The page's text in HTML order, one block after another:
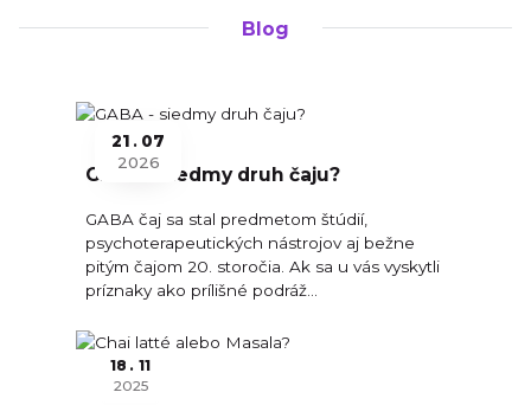
Blog
21
07
2026
GABA - siedmy druh čaju?
GABA čaj sa stal predmetom štúdií,
psychoterapeutických nástrojov aj bežne
pitým čajom 20. storočia. Ak sa u vás vyskytli
príznaky ako prílišné podráž...
18
11
2025